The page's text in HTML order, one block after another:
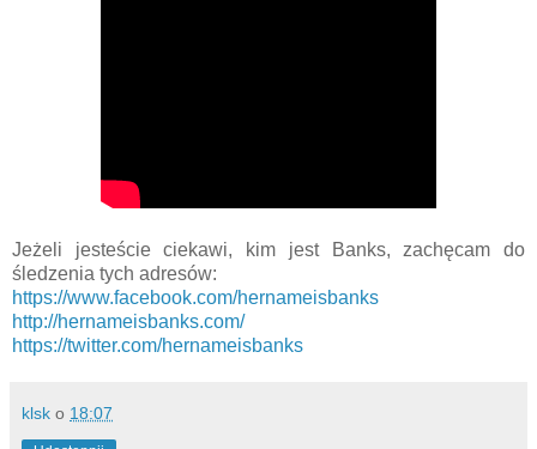
Jeżeli jesteście ciekawi, kim jest Banks, zachęcam do
śledzenia tych adresów:
https://www.facebook.com/hernameisbanks
http://hernameisbanks.com/
https://twitter.com/hernameisbanks
klsk o 18:07